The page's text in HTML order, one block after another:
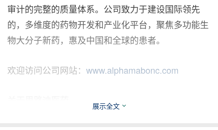
审计的完整的质量体系。公司致力于建设国际领先
的，多维度的药物开发和产业化平台，聚焦多功能生
物大分子新药，惠及中国和全球的患者。
欢迎访问公司网站： www.alphamabonc.com
展示全文